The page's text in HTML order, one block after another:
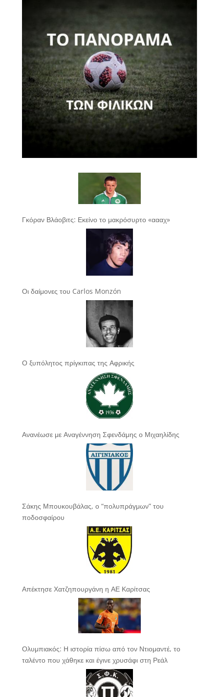
Γκόραν Βλάοβιτς: Εκείνο το μακρόσυρτο «αααχ»
Οι δαίμονες του Carlos Monzón
Ο ξυπόλητος πρίγκιπας της Αφρικής
Ανανέωσε με Αναγέννηση Σφενδάμης ο Μιχαηλίδης
Σάκης Μπουκουβάλας, ο “πολυπράγμων” του
ποδοσφαίρου
Απέκτησε Χατζηπουργάνη η ΑΕ Καρίτσας
Ολυμπιακός: Η ιστορία πίσω από τον Ντιομαντέ, το
ταλέντο που χάθηκε και έγινε χρυσάφι στη Ρεάλ